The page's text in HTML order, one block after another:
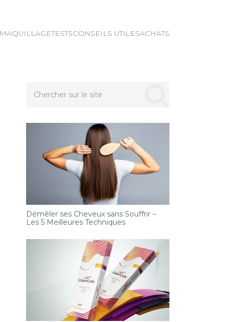
MAQUILLAGETESTSCONSEILS UTILESACHATS
Démêler ses Cheveux sans Souffrir –
Les 5 Meilleures Techniques